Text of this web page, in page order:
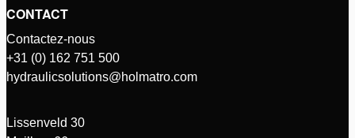
CONTACT
Contactez-nous
+31 (0) 162 751 500
hydraulicsolutions@holmatro.com
Lissenveld 30